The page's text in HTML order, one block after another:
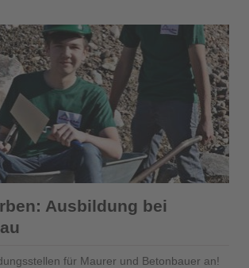
Ausbildung bei
für Maurer und Betonbauer an!